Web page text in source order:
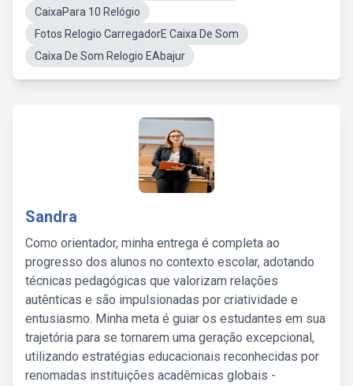
CaixaPara 10 Relógio
Fotos Relogio CarregadorE Caixa De Som
Caixa De Som Relogio EAbajur
Sandra
Como orientador, minha entrega é completa ao
progresso dos alunos no contexto escolar, adotando
técnicas pedagógicas que valorizam relações
autênticas e são impulsionadas por criatividade e
entusiasmo. Minha meta é guiar os estudantes em sua
trajetória para se tornarem uma geração excepcional,
utilizando estratégias educacionais reconhecidas por
renomadas instituições acadêmicas globais -